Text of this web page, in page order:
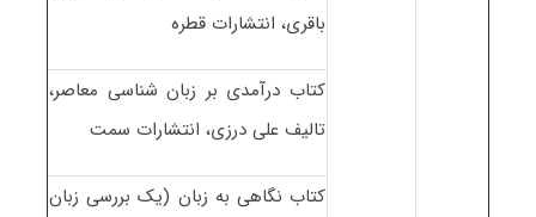
باقری، انتشارات قطره
کتاب درآمدی بر زبان شناسی معاصر،
تالیف علی درزی، انتشارات سمت
کتاب نگاهی به زبان (یک بررسی زبان